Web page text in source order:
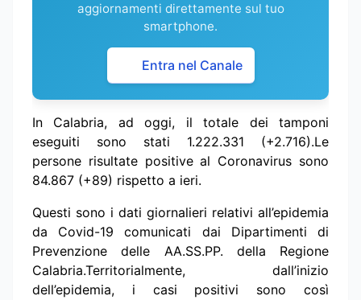
aggiornamenti direttamente sul tuo
smartphone.
Entra nel Canale
In Calabria, ad oggi, il totale dei tamponi
eseguiti sono stati 1.222.331 (+2.716).Le
persone risultate positive al Coronavirus sono
84.867 (+89) rispetto a ieri.
Questi sono i dati giornalieri relativi all’epidemia
da Covid-19 comunicati dai Dipartimenti di
Prevenzione delle AA.SS.PP. della Regione
Calabria.Territorialmente, dall’inizio
dell’epidemia, i casi positivi sono così